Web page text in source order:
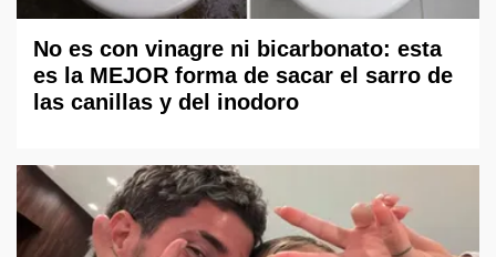
No es con vinagre ni bicarbonato: esta
es la MEJOR forma de sacar el sarro de
las canillas y del inodoro